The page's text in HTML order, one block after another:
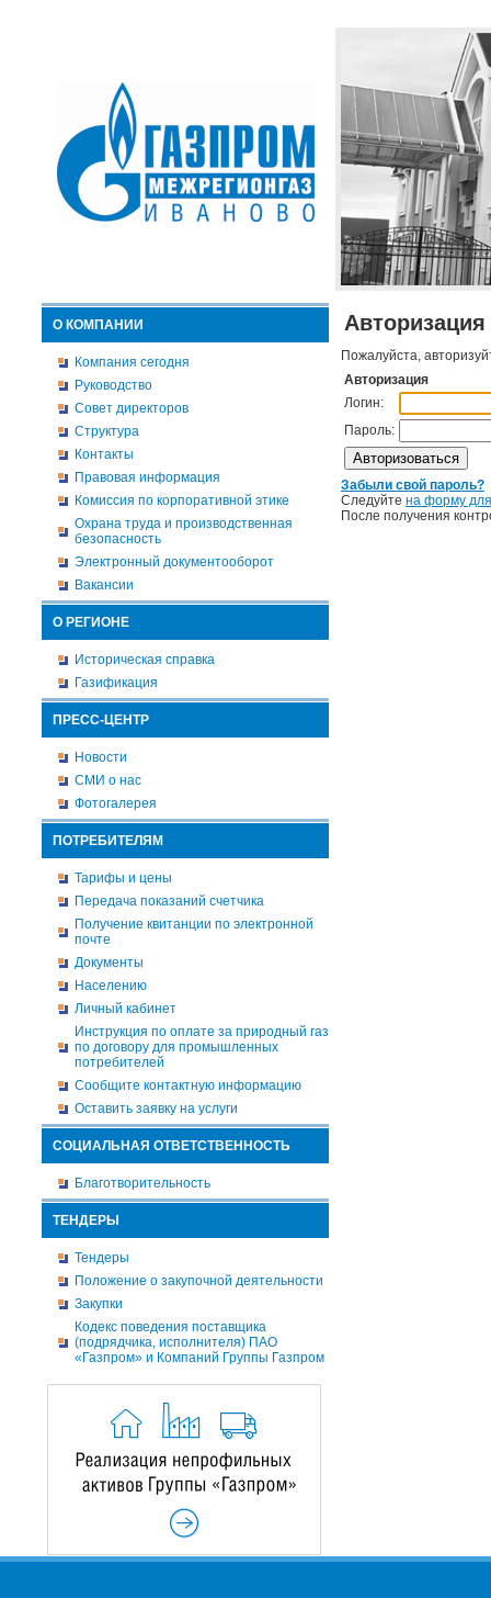
О КОМПАНИИ
Компания сегодня
Руководство
Совет директоров
Структура
Контакты
Правовая информация
Комиссия по корпоративной этике
Охрана труда и производственная
безопасность
Электронный документооборот
Вакансии
О РЕГИОНЕ
Историческая справка
Газификация
ПРЕСС-ЦЕНТР
Новости
СМИ о нас
Фотогалерея
ПОТРЕБИТЕЛЯМ
Тарифы и цены
Передача показаний счетчика
Получение квитанции по электронной
почте
Документы
Населению
Личный кабинет
Инструкция по оплате за природный газ
по договору для промышленных
потребителей
Сообщите контактную информацию
Оставить заявку на услуги
СОЦИАЛЬНАЯ ОТВЕТСТВЕННОСТЬ
Благотворительность
ТЕНДЕРЫ
Тендеры
Положение о закупочной деятельности
Закупки
Кодекс поведения поставщика
(подрядчика, исполнителя) ПАО
«Газпром» и Компаний Группы Газпром
Авторизация
Пожалуйста,
Авторизация
Логин:
Пароль:
Забыли свой пароль?
Следуйте на форму
После получения